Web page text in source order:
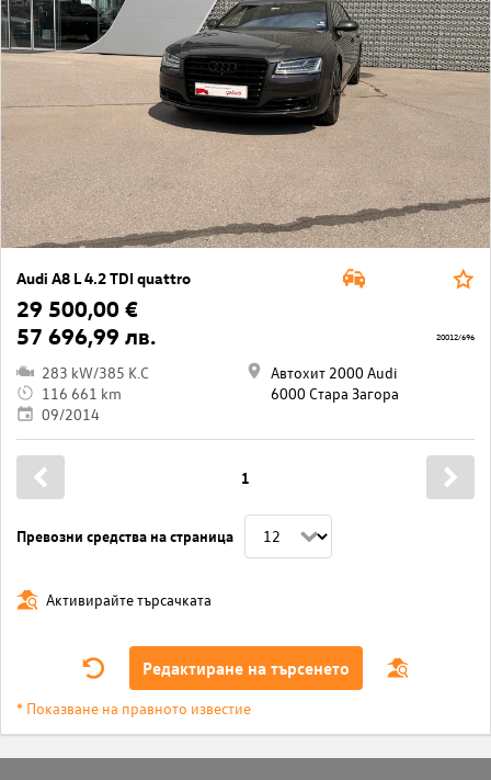
Audi A8 L 4.2 TDI quattro
29 500,00 €
57 696,99 лв.
283 kW/385 K.C
116 661 km
09/2014
Автохит 2000 Audi
6000 Стара Загора
20012/696
Превозни средства на страница
1
Активирайте търсачката
Редактиране на търсенето
* Показване на правното известие